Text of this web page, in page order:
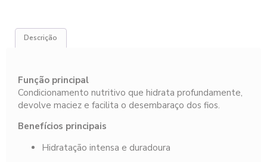
Descrição
Função principal
Condicionamento nutritivo que hidrata profundamente,
devolve maciez e facilita o desembaraço dos fios.
Benefícios principais
Hidratação intensa e duradoura